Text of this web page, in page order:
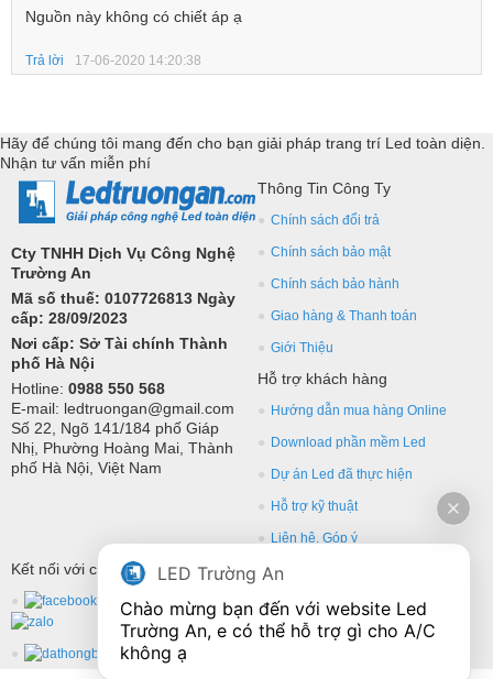
Nguồn này không có chiết áp ạ
Trả lời 17-06-2020 14:20:38
Hãy để chúng tôi mang đến cho bạn giải pháp trang trí Led toàn diện.
Nhận tư vấn miễn phí
Cty TNHH Dịch Vụ Công Nghệ
Trường An
Mã số thuế: 0107726813 Ngày
cấp: 28/09/2023
Nơi cấp: Sở Tài chính Thành
phố Hà Nội
Hotline: 0988 550 568
E-mail: ledtruongan@gmail.com
Số 22, Ngõ 141/184 phố Giáp
Nhị, Phường Hoàng Mai, Thành
phố Hà Nội, Việt Nam
Thông Tin Công Ty
Chính sách đổi trả
Chính sách bảo mật
Chính sách bảo hành
Giao hàng & Thanh toán
Giới Thiệu
Hỗ trợ khách hàng
Hướng dẫn mua hàng Online
Download phần mềm Led
Dự án Led đã thực hiện
Hỗ trợ kỹ thuật
Liên hệ, Góp ý
Kết nối với chúng tôi
LED Trường An
Chào mừng bạn đến với website Led
Trường An, e có thể hỗ trợ gì cho A/C
không ạ